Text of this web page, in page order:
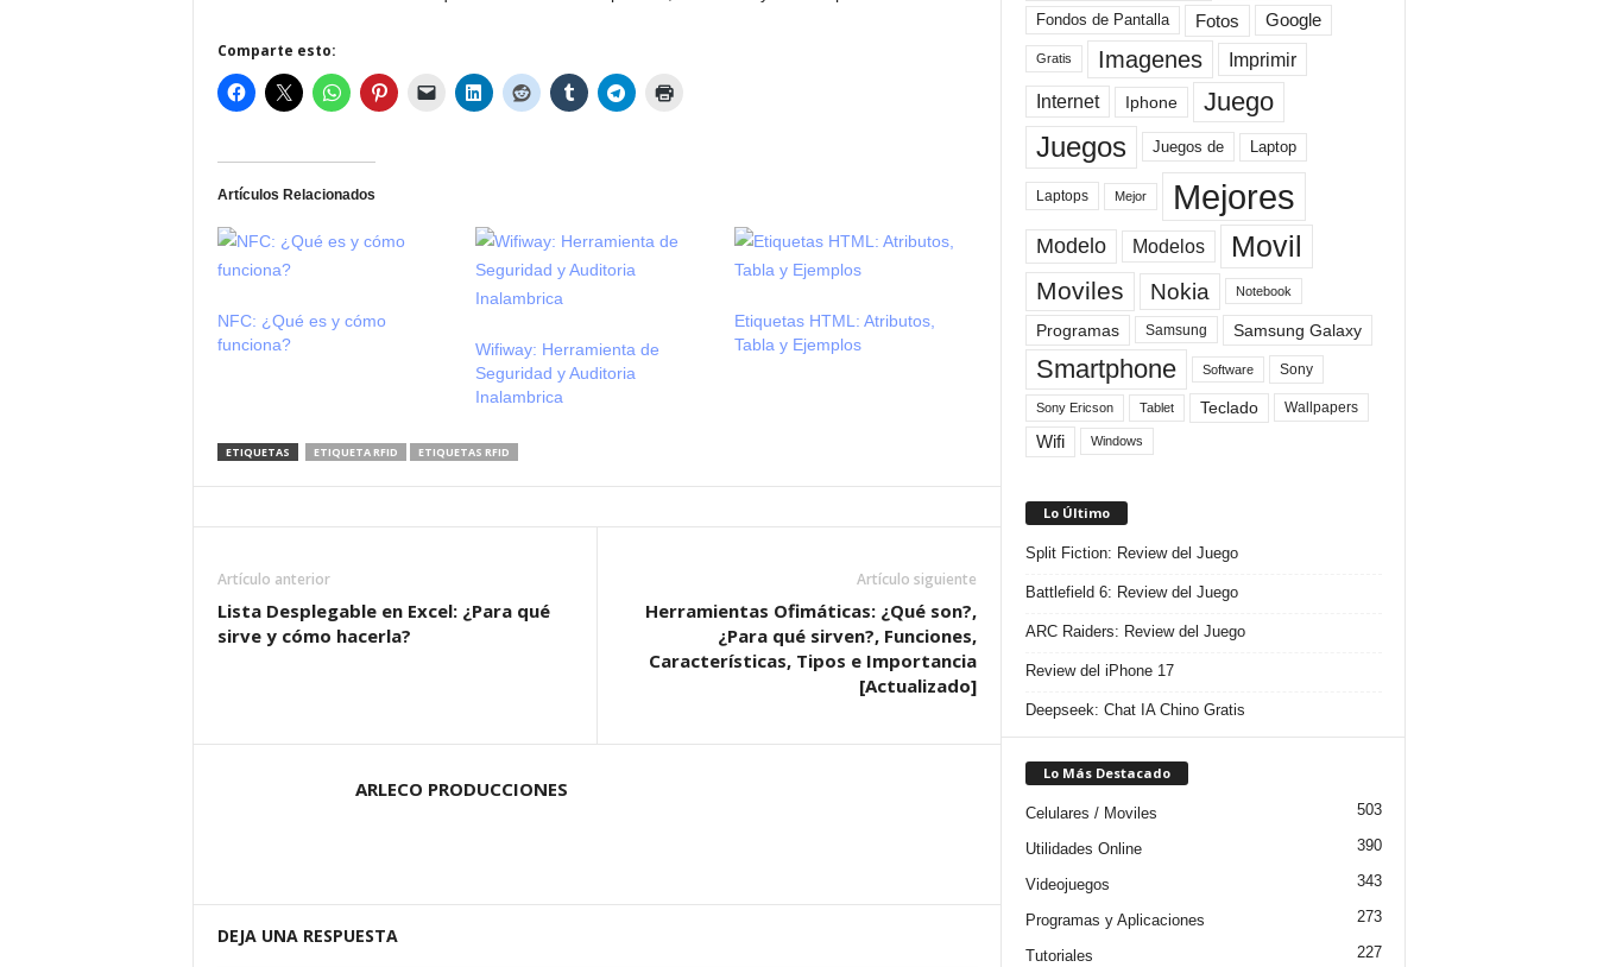
Comparte esto:
Artículos Relacionados
NFC: ¿Qué es y cómo
funciona?
Wifiway: Herramienta de
Seguridad y Auditoria
Inalambrica
Etiquetas HTML: Atributos,
Tabla y Ejemplos
ETIQUETAS ETIQUETA RFID ETIQUETAS RFID
Artículo anterior
Lista Desplegable en Excel: ¿Para qué
sirve y cómo hacerla?
Artículo siguiente
Herramientas Ofimáticas: ¿Qué son?,
¿Para qué sirven?, Funciones,
Características, Tipos e Importancia
[Actualizado]
ARLECO PRODUCCIONES
DEJA UNA RESPUESTA
Fondos de Pantalla Fotos Google
Gratis Imagenes Imprimir
Internet Iphone Juego
Juegos Juegos de Laptop
Laptops Mejor Mejores
Modelo Modelos Movil
Moviles Nokia Notebook
Programas Samsung Samsung Galaxy
Smartphone Software Sony
Sony Ericson Tablet Teclado Wallpapers
Wifi Windows
Lo Último
Split Fiction: Review del Juego
Battlefield 6: Review del Juego
ARC Raiders: Review del Juego
Review del iPhone 17
Deepseek: Chat IA Chino Gratis
Lo Más Destacado
Celulares / Moviles 503
Utilidades Online 390
Videojuegos 343
Programas y Aplicaciones 273
Tutoriales 227